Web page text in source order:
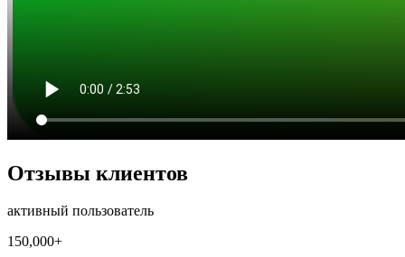
Отзывы клиентов
активный пользователь
150,000+